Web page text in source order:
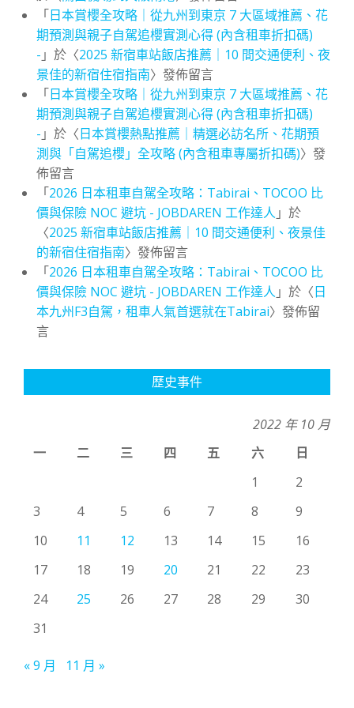
「日本賞櫻全攻略｜從九州到東京 7 大區域推薦、花
期預測與親子自駕追櫻實測心得 (內含租車折扣碼)
- 」於〈2025 新宿車站飯店推薦｜10 間交通便利、夜
景佳的新宿住宿指南〉發佈留言
「日本賞櫻全攻略｜從九州到東京 7 大區域推薦、花
期預測與親子自駕追櫻實測心得 (內含租車折扣碼)
- 」於〈日本賞櫻熱點推薦｜精選必訪名所、花期預
測與「自駕追櫻」全攻略 (內含租車專屬折扣碼)〉發
佈留言
「2026 日本租車自駕全攻略：Tabirai、TOCOO 比
價與保險 NOC 避坑 - JOBDAREN 工作達人 」於
〈2025 新宿車站飯店推薦｜10 間交通便利、夜景佳
的新宿住宿指南〉發佈留言
「2026 日本租車自駕全攻略：Tabirai、TOCOO 比
價與保險 NOC 避坑 - JOBDAREN 工作達人 」於〈日
本九州F3自駕，租車人氣首選就在Tabirai〉發佈留
言
歷史事件
2022 年 10 月
一
二 三 四 五 六
日
1
2
3
4 5 6 7 8
9
10
11 12 13 14 15
16
17
18 19 20 21 22
23
24
25 26 27 28 29
30
31
« 9 月 11 月 »